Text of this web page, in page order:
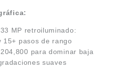
MP retroiluminado:
15+ pasos de rango
para dominar baja
suaves